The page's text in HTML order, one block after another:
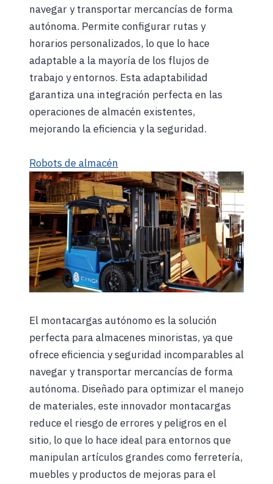
navegar y transportar mercancías de forma
autónoma. Permite configurar rutas y
horarios personalizados, lo que lo hace
adaptable a la mayoría de los flujos de
trabajo y entornos. Esta adaptabilidad
garantiza una integración perfecta en las
operaciones de almacén existentes,
mejorando la eficiencia y la seguridad.
Robots de almacén
El montacargas autónomo es la solución
perfecta para almacenes minoristas, ya que
ofrece eficiencia y seguridad incomparables al
navegar y transportar mercancías de forma
autónoma. Diseñado para optimizar el manejo
de materiales, este innovador montacargas
reduce el riesgo de errores y peligros en el
sitio, lo que lo hace ideal para entornos que
manipulan artículos grandes como ferretería,
muebles y productos de mejoras para el